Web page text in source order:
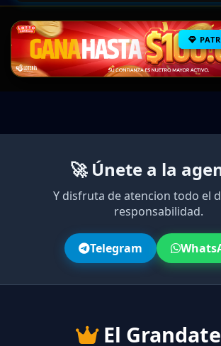
🚀 Únete a la
Y disfruta de atencion todo el
responsabilidad.
Telegram
El